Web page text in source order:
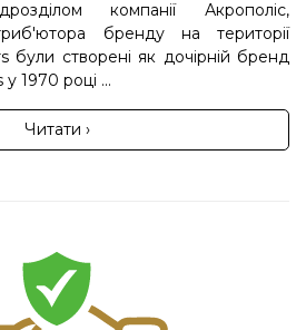
компанії Акрополіс,
бренду на території
були створені як дочірній бренд
1970 році ...
Читати ›